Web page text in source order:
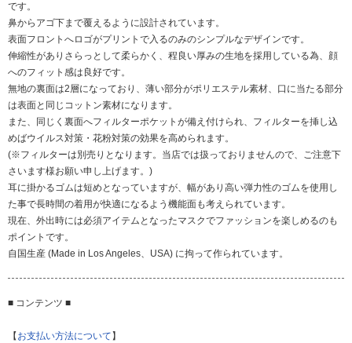
です。
鼻からアゴ下まで覆えるように設計されています。
表面フロントへロゴがプリントで入るのみのシンプルなデザインです。
伸縮性がありさらっとして柔らかく、程良い厚みの生地を採用している為、顔
へのフィット感は良好です。
無地の裏面は2層になっており、薄い部分がポリエステル素材、口に当たる部分
は表面と同じコットン素材になります。
また、同じく裏面へフィルターポケットが備え付けられ、フィルターを挿し込
めばウイルス対策・花粉対策の効果を高められます。
(※フィルターは別売りとなります。当店では扱っておりませんので、ご注意下
さいます様お願い申し上げます。)
耳に掛かるゴムは短めとなっていますが、幅があり高い弾力性のゴムを使用し
た事で長時間の着用が快適になるよう機能面も考えられています。
現在、外出時には必須アイテムとなったマスクでファッションを楽しめるのも
ポイントです。
自国生産 (Made in Los Angeles、USA) に拘って作られています。
■ コンテンツ ■
【 お支払い方法について 】